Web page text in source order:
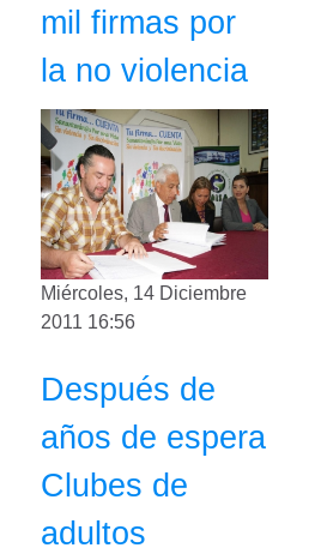
mil firmas por
la no violencia
Miércoles, 14 Diciembre
2011 16:56
Después de
años de espera
Clubes de
adultos